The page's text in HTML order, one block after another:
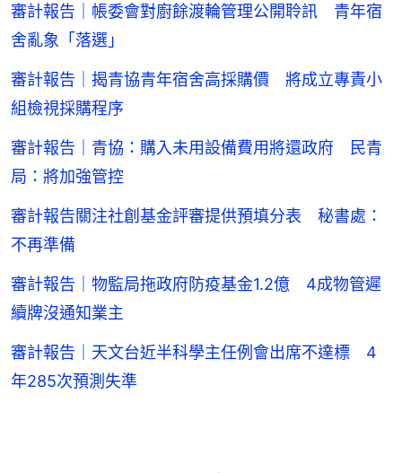
審計報告｜帳委會對廚餘渡輪管理公開聆訊 青年宿
舍亂象「落選」
審計報告｜揭青協青年宿舍高採購價 將成立專責小
組檢視採購程序
審計報告｜青協：購入未用設備費用將還政府 民青
局：將加強管控
審計報告關注社創基金評審提供預填分表 秘書處：
不再準備
審計報告｜物監局拖政府防疫基金1.2億 4成物管遲
續牌沒通知業主
審計報告｜天文台近半科學主任例會出席不達標 4
年285次預測失準